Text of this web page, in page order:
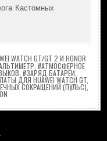
Кастомных
WATCH GT/GT 2 И HONOR
#АТМОСФЕРНОЕ
#ЗАРЯД БАТАРЕИ
ДЛЯ HUAWEI WATCH GT,
СОКРАЩЕНИЙ (ПУЛЬС),